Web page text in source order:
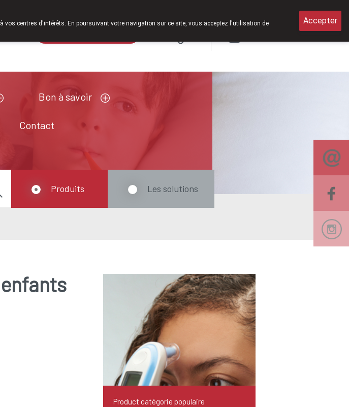
Bon à savoir
Contact
Produits Les solutions
Product catégorie populaire
vos centres d'intérêts. En poursuivant votre navigation sur ce site, vous acceptez l'utilisation de
Accepter